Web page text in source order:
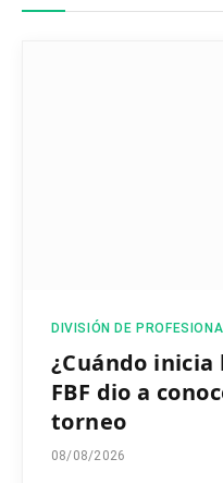
DIVISIÓN DE
¿Cuándo inicia
FBF dio a
torneo
08/08/2026